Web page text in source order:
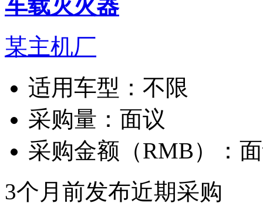
车载灭火器
某主机厂
适用车型： 不限
采购量： 面议
采购金额（RMB）：
3个月前发布近期采购